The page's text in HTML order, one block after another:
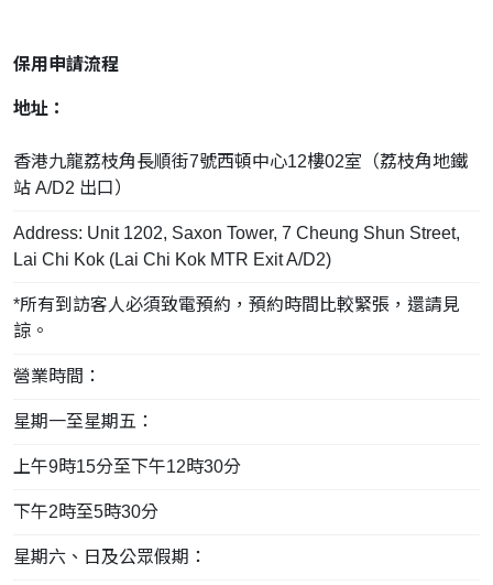
保用申請流程
地址：
香港九龍荔枝角長順街7號西頓中心12樓02室（荔枝角地鐵
站 A/D2 出口）
Address: Unit 1202, Saxon Tower, 7 Cheung Shun Street,
Lai Chi Kok (Lai Chi Kok MTR Exit A/D2)
*所有到訪客人必須致電預約，預約時間比較緊張，還請見
諒。
營業時間：
星期一至星期五：
上午9時15分至下午12時30分
下午2時至5時30分
星期六、日及公眾假期：